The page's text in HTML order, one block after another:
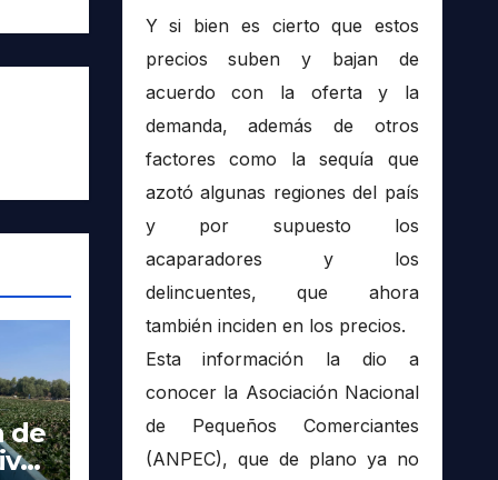
de
Y si bien es cierto que estos
precios suben y bajan de
acuerdo con la oferta y la
demanda, además de otros
factores como la sequía que
azotó algunas regiones del país
y por supuesto los
acaparadores y los
delincuentes, que ahora
también inciden en los precios.
Esta información la dio a
conocer la Asociación Nacional
de Pequeños Comerciantes
(ANPEC), que de plano ya no